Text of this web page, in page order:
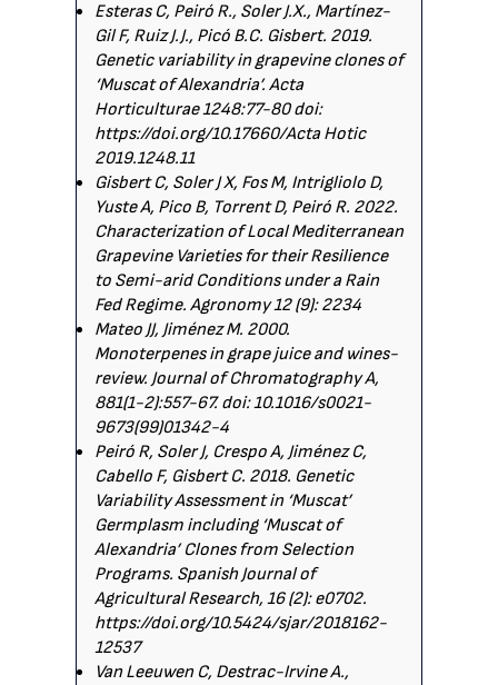
Esteras C, Peiró R., Soler J.X., Martínez-
Gil F, Ruiz J.J., Picó B.C. Gisbert. 2019.
Genetic variability in grapevine clones of
‘Muscat of Alexandria’. Acta
Horticulturae 1248:77-80 doi:
https://doi.org/10.17660/Acta Hotic
2019.1248.11
Gisbert C, Soler J X, Fos M, Intrigliolo D,
Yuste A, Pico B, Torrent D, Peiró R. 2022.
Characterization of Local Mediterranean
Grapevine Varieties for their Resilience
to Semi-arid Conditions under a Rain
Fed Regime. Agronomy 12 (9): 2234
Mateo JJ, Jiménez M. 2000.
Monoterpenes in grape juice and wines-
review. Journal of Chromatography A,
881(1-2):557-67. doi: 10.1016/s0021-
9673(99)01342-4
Peiró R, Soler J, Crespo A, Jiménez C,
Cabello F, Gisbert C. 2018. Genetic
Variability Assessment in ‘Muscat’
Germplasm including ‘Muscat of
Alexandria’ Clones from Selection
Programs. Spanish Journal of
Agricultural Research, 16 (2): e0702.
https://doi.org/10.5424/sjar/2018162-
12537
Van Leeuwen C, Destrac-Irvine A.,